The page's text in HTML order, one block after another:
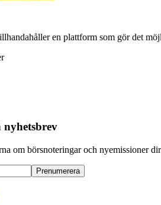
en plattform som gör det
nyhetsbrev
om börsnoteringar och nyemissioner
Prenumerera